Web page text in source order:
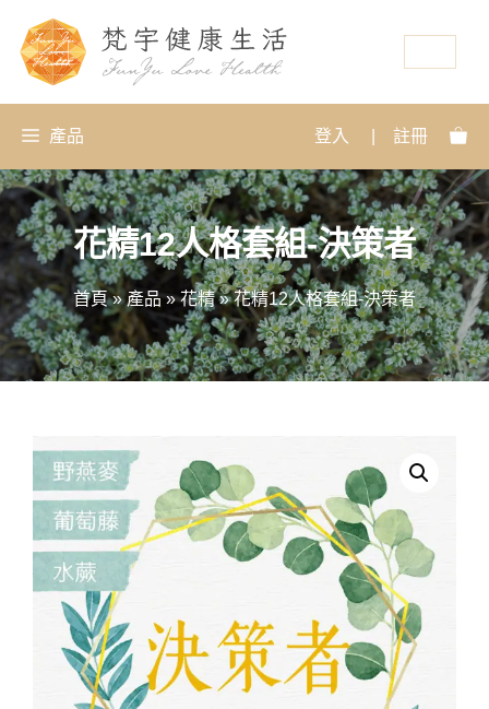
產品 登入 註冊
花精12人格套組-決策者
首頁 » 產品 » 花精 » 花精12人格套組-決策者